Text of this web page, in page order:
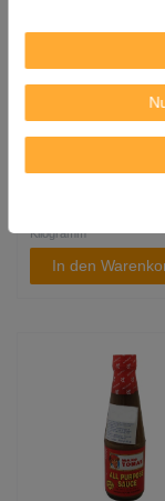
Kewpie
Mayonnaise
355ml / 337g | QP
4,99 €
Kilogramm
In den